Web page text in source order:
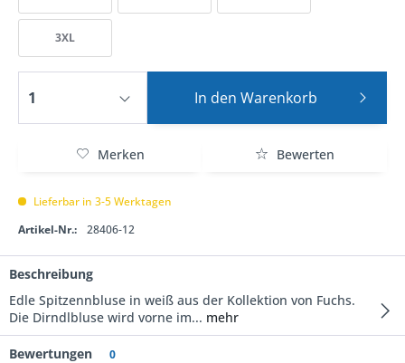
3XL
In den Warenkorb
Merken Bewerten
Lieferbar in 3-5 Werktagen
Artikel-Nr.:
28406-12
Beschreibung
Edle Spitzennbluse in weiß aus der Kollektion von Fuchs.
Die Dirndlbluse wird vorne im... mehr
Bewertungen 0